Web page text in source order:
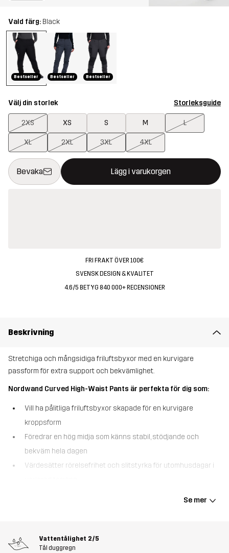
Vald färg: Black
Bestseller Bestseller Bestseller
Välj din storlek Storleksguide
2XS XS S M L
XL 2XL 3XL 4XL
Bevaka Lägg i varukorgen
Denna knapp kommer att öppna en modal som bekräftar en ny
{{size}} inte tillgänglig
FRI FRAKT ÖVER 100€
SVENSK DESIGN & KVALITET
4.6/5 BETYG 840 000+ RECENSIONER
Beskrivning
Stretchiga och mångsidiga friluftsbyxor med en kurvigare
passform för extra support och bekvämlighet.
Nordwand Curved High-Waist Pants är perfekta för dig som:
Vill ha pålitliga friluftsbyxor skapade för en kurvigare
kroppsform
Föredrar en hög midja som känns stabil, stödjande och
bekväm hela dagen
Värdesätter rörelsefrihet och slitstyrka för utomhusdagar i
som sitter där den ska. Stretchpaneler över knän, säte och höfter
gör att byxorna följer dina rörelser under vandring och aktiva
Se mer
Vattentålighet 2/5
Tål duggregn